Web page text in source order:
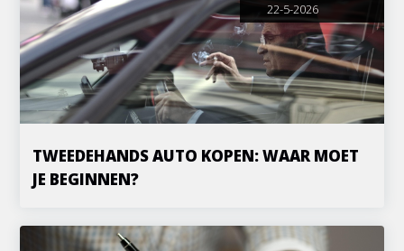
22-5-2026
TWEEDEHANDS AUTO KOPEN: WAAR MOET
JE BEGINNEN?